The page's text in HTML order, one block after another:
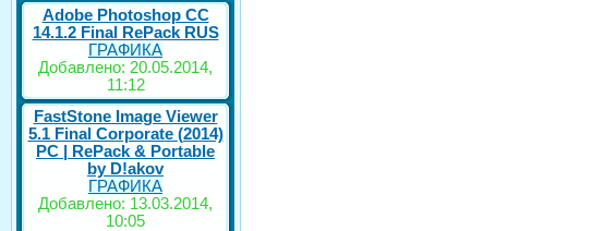
Adobe Photoshop CC
14.1.2 Final RePack RUS
ГРАФИКА
Добавлено: 20.05.2014,
11:12
FastStone Image Viewer
5.1 Final Corporate (2014)
РС | RePack & Portable
by D!akov
ГРАФИКА
Добавлено: 13.03.2014,
10:05